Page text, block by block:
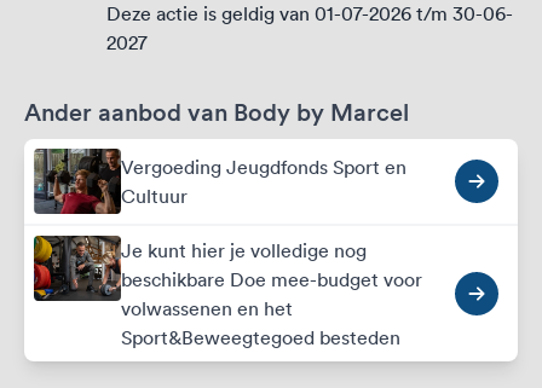
Deze actie is geldig van 01-07-2026 t/m 30-06-
2027
Ander aanbod van Body by Marcel
Vergoeding Jeugdfonds Sport en
Cultuur
Je kunt hier je volledige nog
beschikbare Doe mee-budget voor
volwassenen en het
Sport&Beweegtegoed besteden